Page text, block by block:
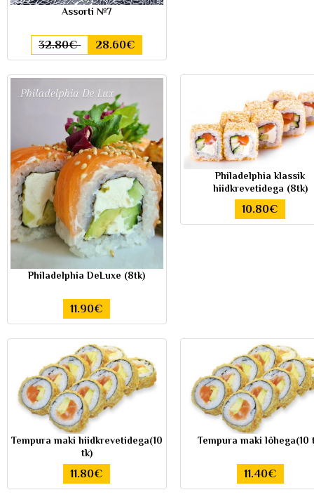
Assorti №7
32.80€ 28.60€
Philadelphia DeLuxe (8tk)
11.90€
Philadelphia klassik
hiidkrevetidega (8tk)
10.80€
Tempura maki hiidkrevetidega(10
tk)
11.80€
Tempura maki lõhega(10
11.40€